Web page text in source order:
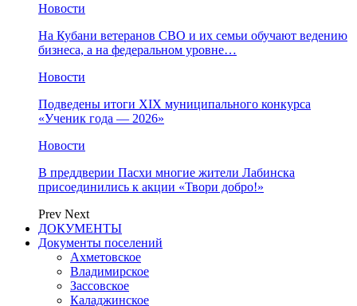
Новости
На Кубани ветеранов СВО и их семьи обучают ведению
бизнеса, а на федеральном уровне…
Новости
Подведены итоги XIX муниципального конкурса
«Ученик года — 2026»
Новости
В преддверии Пасхи многие жители Лабинска
присоединились к акции «Твори добро!»
Prev Next
ДОКУМЕНТЫ
Документы поселений
Ахметовское
Владимирское
Зассовское
Каладжинское